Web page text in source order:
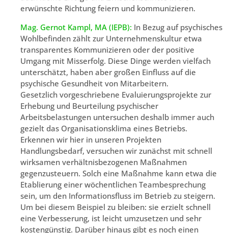
erwünschte Richtung feiern und kommunizieren.
Mag. Gernot Kampl, MA (IEPB): In Bezug auf psychisches
Wohlbefinden zählt zur Unternehmenskultur etwa
transparentes Kommunizieren oder der positive
Umgang mit Misserfolg. Diese Dinge werden vielfach
unterschätzt, haben aber großen Einfluss auf die
psychische Gesundheit von Mitarbeitern.
Gesetzlich vorgeschriebene Evaluierungsprojekte zur
Erhebung und Beurteilung psychischer
Arbeitsbelastungen untersuchen deshalb immer auch
gezielt das Organisationsklima eines Betriebs.
Erkennen wir hier in unseren Projekten
Handlungsbedarf, versuchen wir zunächst mit schnell
wirksamen verhältnisbezogenen Maßnahmen
gegenzusteuern. Solch eine Maßnahme kann etwa die
Etablierung einer wöchentlichen Teambesprechung
sein, um den Informationsfluss im Betrieb zu steigern.
Um bei diesem Beispiel zu bleiben: sie erzielt schnell
eine Verbesserung, ist leicht umzusetzen und sehr
kostengünstig. Darüber hinaus gibt es noch einen